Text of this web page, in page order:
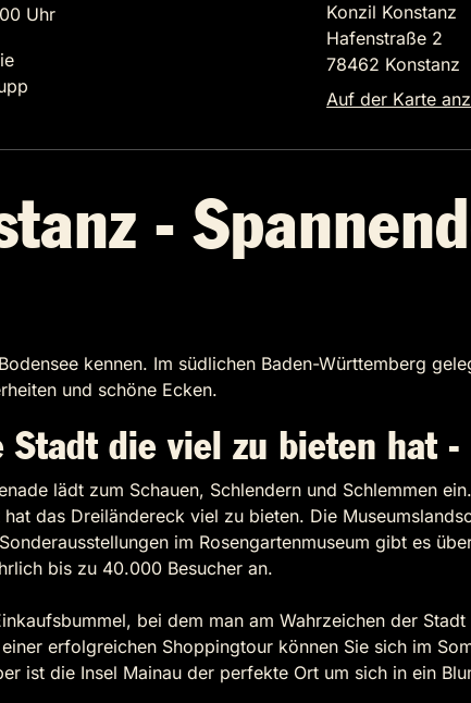
Uhr
Konzil Konstanz
Hafenstraße 2
78462 Konstanz
Auf der Karte
-
kennen. Im südlichen Baden-Württemberg
und schöne Ecken.
Stadt die viel zu bieten hat -
lädt zum Schauen, Schlendern und Schlemmen
das Dreiländereck viel zu bieten. Die
im Rosengartenmuseum gibt es
bis zu 40.000 Besucher an.
bei dem man am Wahrzeichen der
erfolgreichen Shoppingtour können Sie sich im
ist die Insel Mainau der perfekte Ort um sich in ein